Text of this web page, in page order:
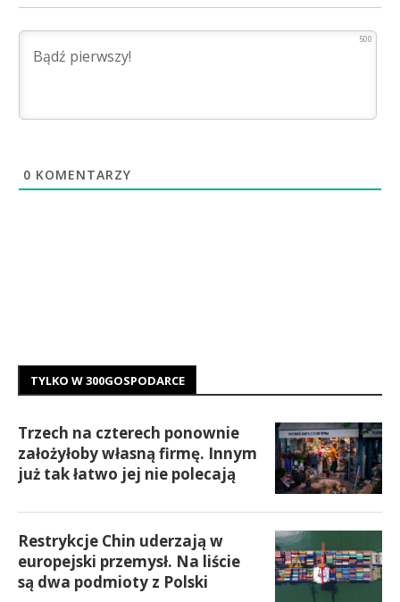
500
0 KOMENTARZY
TYLKO W 300GOSPODARCE
Trzech na czterech ponownie
założyłoby własną firmę. Innym
już tak łatwo jej nie polecają
Restrykcje Chin uderzają w
europejski przemysł. Na liście
są dwa podmioty z Polski